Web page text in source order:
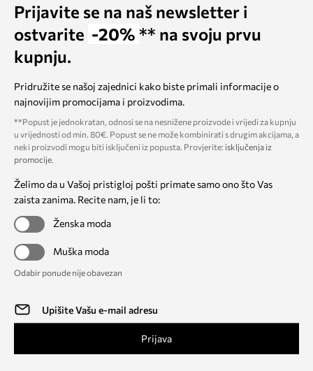
Prijavite se na naš newsletter i
ostvarite -20% ** na svoju prvu
kupnju.
Pridružite se našoj zajednici kako biste primali informacije o
najnovijim promocijama i proizvodima.
**Popust je jednokratan, odnosi se na nesnižene proizvode i vrijedi za kupnju
u vrijednosti od min. 80€. Popust se ne može kombinirati s drugim akcijama, a
neki proizvodi mogu biti isključeni iz popusta. Provjerite: isključenja iz
promocije
Želimo da u Vašoj pristigloj pošti primate samo ono što Vas
zaista zanima. Recite nam, je li to:
Ženska moda
Muška moda
Odabir ponude nije obavezan
Prijava